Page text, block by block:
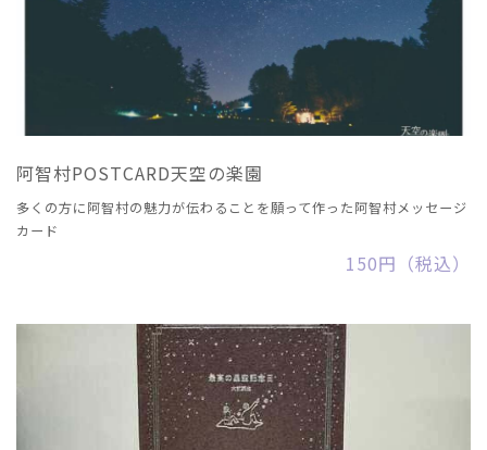
阿智村POSTCARD天空の楽園
多くの方に阿智村の魅力が伝わることを願って作った阿智村メッセージ
カード
150円（税込）